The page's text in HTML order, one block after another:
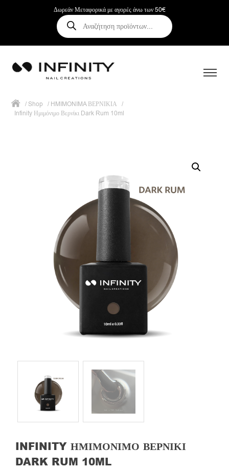
Δωρεάν Μεταφορικά με αγορές άνω των 50€
Αναζήτηση
προϊόντων
/Shop / HMIMONIMA ΒΕΡΝΙΚΙΑ
/
Infinity Ημιμόνιμο Βερνίκι Dark Rum 10ml
INFINITY ΗΜΙΜΌΝΙΜΟ ΒΕΡΝΊΚΙ
DARK RUM 10ML